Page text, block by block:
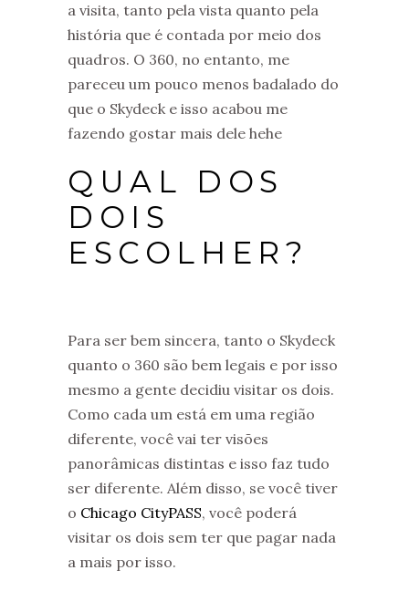
a visita, tanto pela vista quanto pela
história que é contada por meio dos
quadros. O 360, no entanto, me
pareceu um pouco menos badalado do
que o Skydeck e isso acabou me
fazendo gostar mais dele hehe
QUAL DOS
DOIS
ESCOLHER?
Para ser bem sincera, tanto o Skydeck
quanto o 360 são bem legais e por isso
mesmo a gente decidiu visitar os dois.
Como cada um está em uma região
diferente, você vai ter visões
panorâmicas distintas e isso faz tudo
ser diferente. Além disso, se você tiver
o Chicago CityPASS, você poderá
visitar os dois sem ter que pagar nada
a mais por isso.